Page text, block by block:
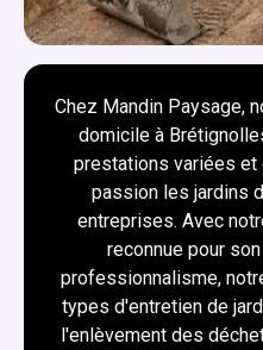
Chez Mandin Paysage,
domicile à
prestations variées et
passion les jardins
entreprises. Avec
reconnue pour
professionnalisme,
types d'entretien de
l'enlèvement des